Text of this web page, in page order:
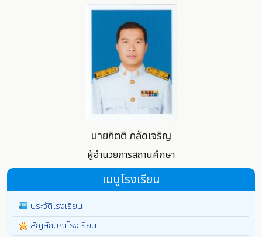
นายกิตติ กลัดเจริญ
ผู้อำนวยการสถานศึกษา
เมนูโรงเรียน
ประวัติโรงเรียน
สัญลักษณ์โรงเรียน